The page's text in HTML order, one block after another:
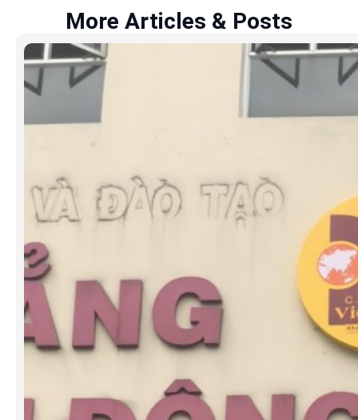
More Articles & Posts